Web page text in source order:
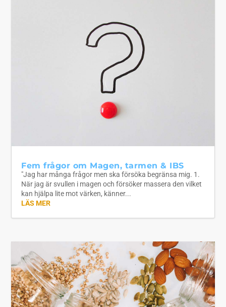
Fem frågor om Magen, tarmen & IBS
"Jag har många frågor men ska försöka begränsa mig. 1.
När jag är svullen i magen och försöker massera den vilket
kan hjälpa lite mot värken, känner...
LÄS MER